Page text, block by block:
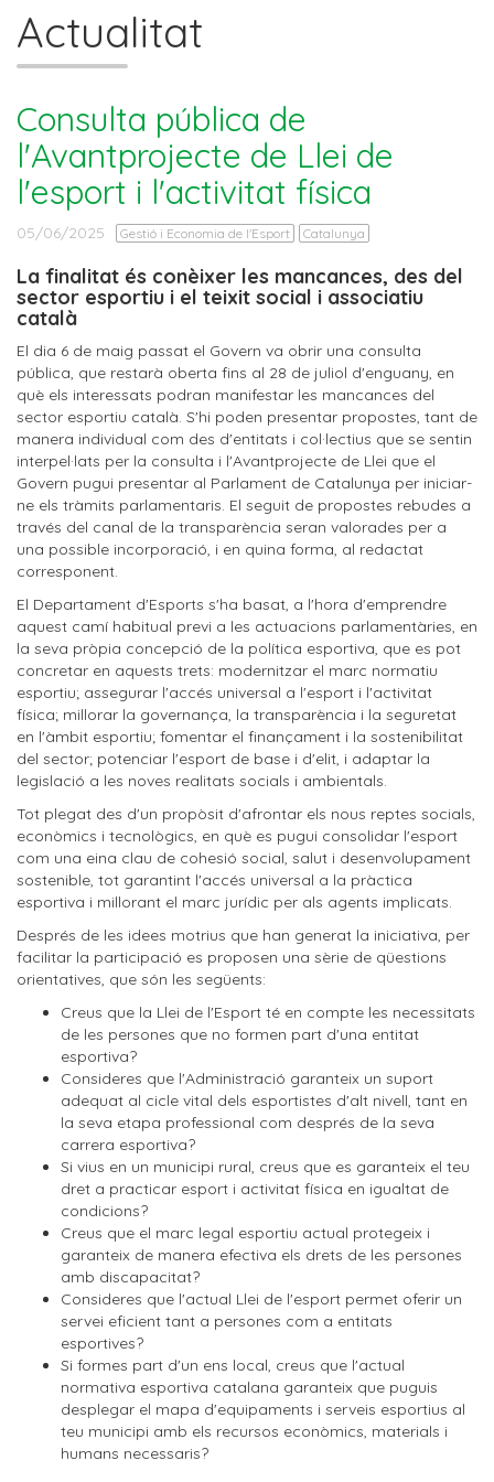
Actualitat
Consulta pública de
l'Avantprojecte de Llei de
l'esport i l'activitat física
05/06/2025 Gestió i Economia de l'Esport Catalunya
La finalitat és conèixer les mancances, des del
sector esportiu i el teixit social i associatiu
català
El dia 6 de maig passat el Govern va obrir una consulta
pública, que restarà oberta fins al 28 de juliol d'enguany, en
què els interessats podran manifestar les mancances del
sector esportiu català. S'hi poden presentar propostes, tant de
manera individual com des d'entitats i col·lectius que se sentin
interpel·lats per la consulta i l'Avantprojecte de Llei que el
Govern pugui presentar al Parlament de Catalunya per iniciar-
ne els tràmits parlamentaris. El seguit de propostes rebudes a
través del canal de la transparència seran valorades per a
una possible incorporació, i en quina forma, al redactat
corresponent.
El Departament d'Esports s'ha basat, a l'hora d'emprendre
aquest camí habitual previ a les actuacions parlamentàries, en
la seva pròpia concepció de la política esportiva, que es pot
concretar en aquests trets: modernitzar el marc normatiu
esportiu; assegurar l'accés universal a l'esport i l'activitat
física; millorar la governança, la transparència i la seguretat
en l'àmbit esportiu; fomentar el finançament i la sostenibilitat
del sector; potenciar l'esport de base i d'elit, i adaptar la
legislació a les noves realitats socials i ambientals.
Tot plegat des d'un propòsit d'afrontar els nous reptes socials,
econòmics i tecnològics, en què es pugui consolidar l'esport
com una eina clau de cohesió social, salut i desenvolupament
sostenible, tot garantint l'accés universal a la pràctica
esportiva i millorant el marc jurídic per als agents implicats.
Després de les idees motrius que han generat la iniciativa, per
facilitar la participació es proposen una sèrie de qüestions
orientatives, que són les següents:
Creus que la Llei de l'Esport té en compte les necessitats
de les persones que no formen part d'una entitat
esportiva?
Consideres que l'Administració garanteix un suport
adequat al cicle vital dels esportistes d'alt nivell, tant en
la seva etapa professional com després de la seva
carrera esportiva?
Si vius en un municipi rural, creus que es garanteix el teu
dret a practicar esport i activitat física en igualtat de
condicions?
Creus que el marc legal esportiu actual protegeix i
garanteix de manera efectiva els drets de les persones
amb discapacitat?
Consideres que l'actual Llei de l'esport permet oferir un
servei eficient tant a persones com a entitats
esportives?
Si formes part d'un ens local, creus que l'actual
normativa esportiva catalana garanteix que puguis
desplegar el mapa d'equipaments i serveis esportius al
teu municipi amb els recursos econòmics, materials i
humans necessaris?